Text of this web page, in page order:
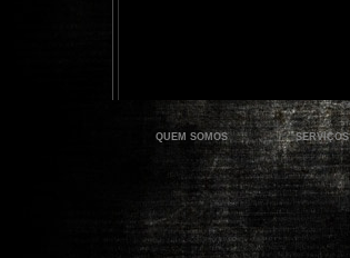
QUEM SOMOS SERVIÇOS